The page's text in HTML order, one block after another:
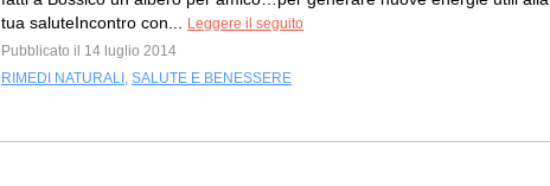
tua saluteIncontro con...
Leggere il seguito
Pubblicato il 14 luglio 2014
RIMEDI NATURALI , SALUTE E BENESSERE